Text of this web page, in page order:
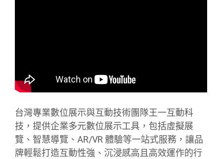
台灣專業數位展示與互動技術團隊王一互動科
技，提供企業多元數位展示工具，包括虛擬展
覽、智慧導覽、AR/VR 體驗等一站式服務，讓品
牌輕鬆打造互動性強、沉浸感高且高效運作的行